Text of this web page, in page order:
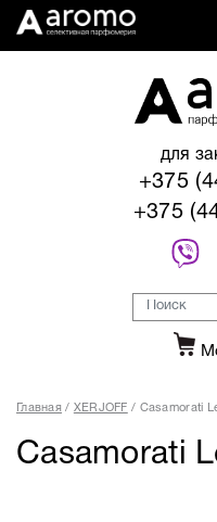
для
+375
+375
Главная XERJOFF Casamorati
Casamorati